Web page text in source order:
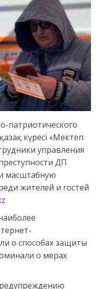
патриотического
күресі «Мектеп
управления
ДП
масштабную
жителей и гостей
о способах защиты
о мерах